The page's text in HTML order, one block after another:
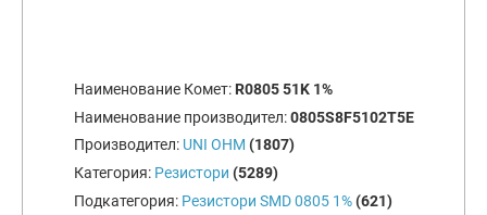
Наименование Комет: R0805 51K 1%
Наименование производител:0805S8F5102T5E
Производител: UNI OHM (1807)
Категория: Резистори (5289)
Подкатегория: Резистори SMD 0805 1% (621)